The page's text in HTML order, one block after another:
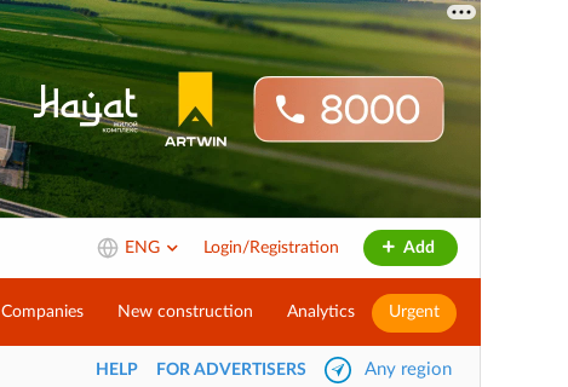
ENG Login/Registration Add
Companies New construction Analytics Urgent
HELP FOR ADVERTISERS Any region